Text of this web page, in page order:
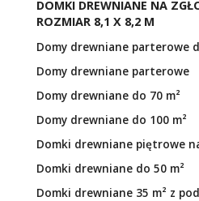
DOMKI DREWNIANE NA
ROZMIAR 8,1 X 8,2 M
Domy drewniane parterowe
Domy drewniane parterowe
Domy drewniane do 70 m²
Domy drewniane do 100 m²
Domki drewniane piętrowe
Domki drewniane do 50 m²
Domki drewniane 35 m² z